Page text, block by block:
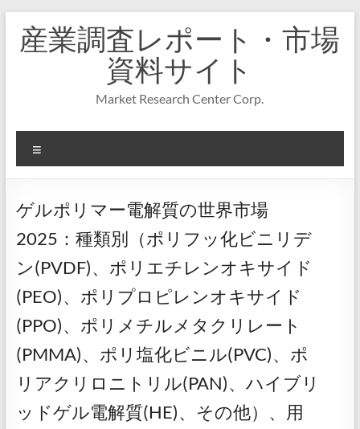
キ
プ
産業調査レポート・市場
資料サイト
Market Research Center Corp.
ニ
ー
ゲルポリマー電解質の世界市場
2025：種類別（ポリフッ化ビニリデ
ン(PVDF)、ポリエチレンオキサイド
(PEO)、ポリプロピレンオキサイド
(PPO)、ポリメチルメタクリレート
(PMMA)、ポリ塩化ビニル(PVC)、ポ
リアクリロニトリル(PAN)、ハイブリ
ッドゲル電解質(HE)、その他）、用